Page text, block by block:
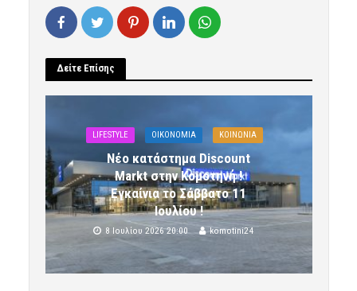
Δείτε Επίσης
LIFESTYLE OIKONOMIA ΚΟΙΝΩΝΙΑ
Νέο κατάστημα Discount
Markt στην Κομοτηνή !
Εγκαίνια το Σάββατο 11
Ιουλίου !
8 Ιουλίου 2026 20:00 komotini24